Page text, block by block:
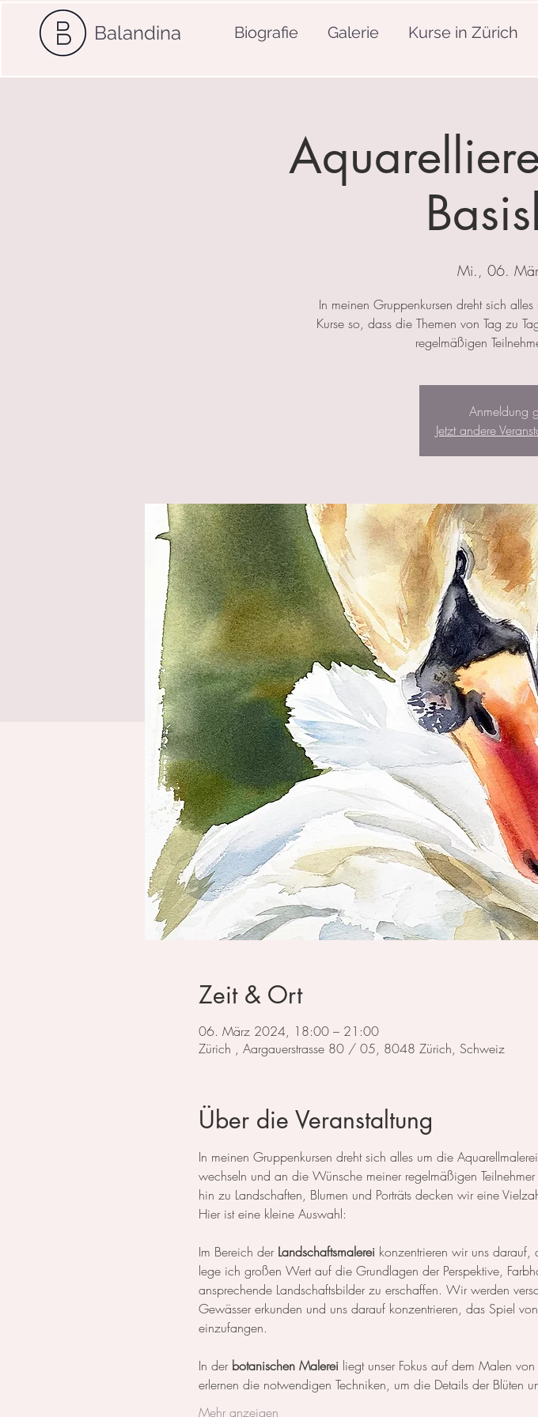
Balandina Biografie Galerie Kurse in Zürich
Mi., 06.
In meinen Gruppenkursen dreht sich
Kurse so, dass die Themen von Tag zu
regelmäßigen
Anmeldung
Jetzt andere
Zeit & Ort
06. März 2024, 18:00 – 21:00
Zürich , Aargauerstrasse 80 / 05, 8048 Zürich, Schweiz
Über die Veranstaltung
In meinen Gruppenkursen dreht sich alles um die
wechseln und an die Wünsche meiner regelmäßigen
hin zu Landschaften, Blumen und Porträts decken wir eine
Hier ist eine kleine Auswahl:
Im Bereich der Landschaftsmalerei konzentrieren wir uns darauf,
lege ich großen Wert auf die Grundlagen der Perspektive,
ansprechende Landschaftsbilder zu erschaffen. Wir werden
Gewässer erkunden und uns darauf konzentrieren, das Spiel
einzufangen.
In der botanischen Malerei liegt unser Fokus auf dem Malen
erlernen die notwendigen Techniken, um die Details der Blüten
Mehr anzeigen